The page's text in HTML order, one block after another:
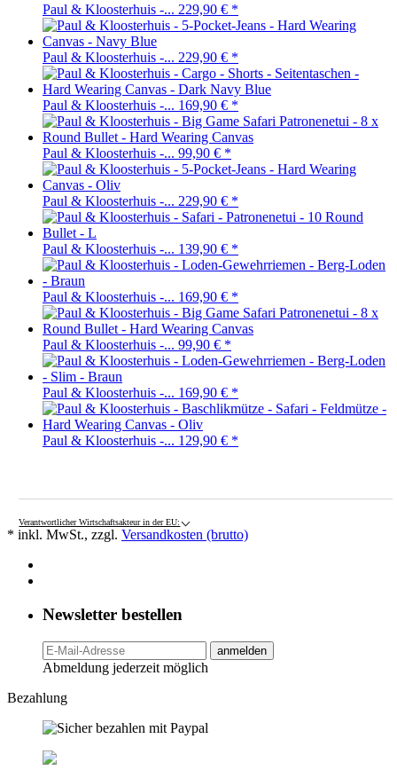
Paul & Kloosterhuis -... 229,90 € *
Paul & Kloosterhuis -... 229,90 € *
Paul & Kloosterhuis -... 169,90 € *
Paul & Kloosterhuis -... 99,90 € *
Paul & Kloosterhuis -... 229,90 € *
Paul & Kloosterhuis -... 139,90 € *
Paul & Kloosterhuis -... 169,90 € *
Paul & Kloosterhuis -... 99,90 € *
Paul & Kloosterhuis -... 169,90 € *
Paul & Kloosterhuis -... 129,90 € *
Verantwortlicher Wirtschaftsakteur in der EU:
* inkl. MwSt., zzgl. Versandkosten (brutto)
Newsletter bestellen
anmelden
Abmeldung jederzeit möglich
Bezahlung